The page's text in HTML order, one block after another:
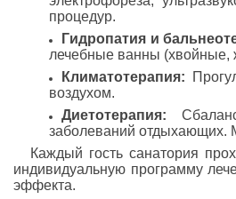
процедур.
Гидропатия и
лечебные ванны
Климатотерапия:
воздухом.
Диетотерапия:
заболеваний
Каждый гость санатория
индивидуальную программу
эффекта.